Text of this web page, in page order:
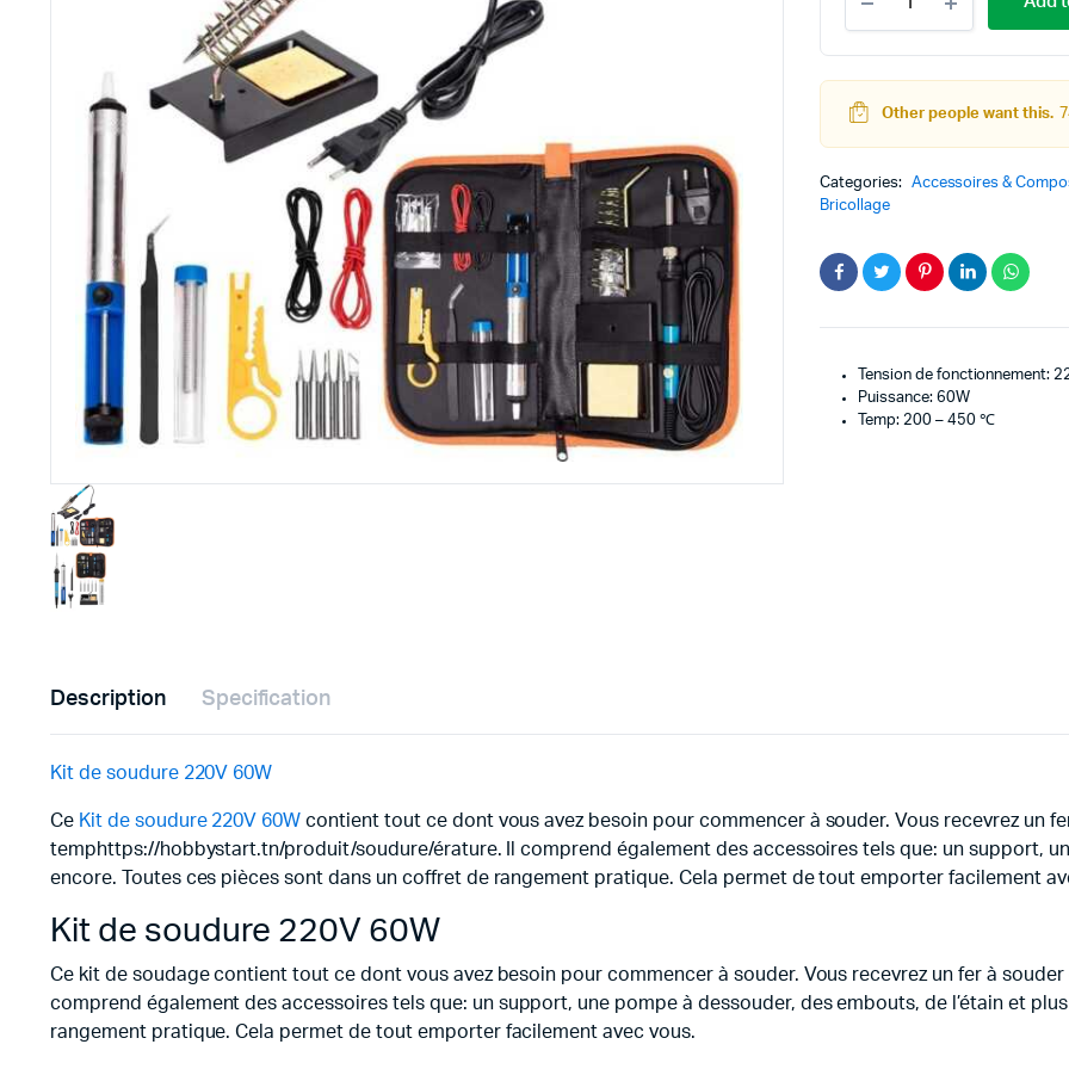
Imprimante 3D
Filaments et résine pour 3D
CNC & Laser
Accessoires imprimante 3D
Moteur DC
Moteurs pas à pas
Servomoteur
Autre Moteurs et Actionneurs
Kit Robot
Pack Arduino – raspberry pi
soudure
220V
Other people want this.
Categories: Accessoires &
Bricollage
Tension de fonctionnement:
Puissance: 60W
Temp: 200 – 450 ℃
Description Specification
Kit de soudure 220V 60W
CeKit de soudure 220V 60W contient tout ce dont vous avez besoin pour commencer à souder. Vous recevrez un
temphttps://hobbystart.tn/produit/soudure/érature. Il comprend également des accessoires tels que: un support,
encore. Toutes ces pièces sont dans un coffret de rangement pratique. Cela permet de tout emporter facilement
Kit de soudure 220V 60W
Ce kit de soudage contient tout ce dont vous avez besoin pour commencer à souder. Vous recevrez un fer à
comprend également des accessoires tels que: un support, une pompe à dessouder, des embouts, de l’étain et
rangement pratique. Cela permet de tout emporter facilement avec vous.